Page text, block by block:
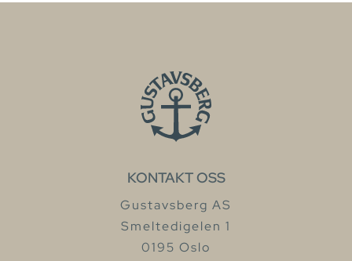
KONTAKT OSS
Gustavsberg AS
Smeltedigelen 1
0195 Oslo